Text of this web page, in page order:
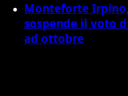
Monteforte
sospende il voto
ad ottobre